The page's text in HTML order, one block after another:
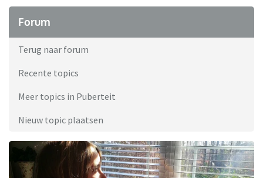
Forum
Terug naar forum
Recente topics
Meer topics in Puberteit
Nieuw topic plaatsen